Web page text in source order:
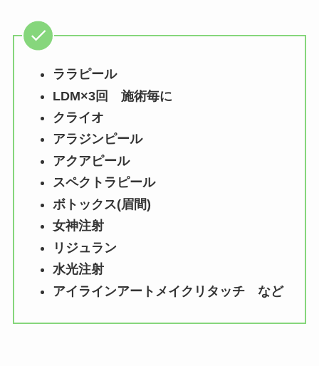
ララピール
LDM×3回 施術毎に
クライオ
アラジンピール
アクアピール
スペクトラピール
ボトックス(眉間)
女神注射
リジュラン
水光注射
アイラインアートメイクリタッチ など